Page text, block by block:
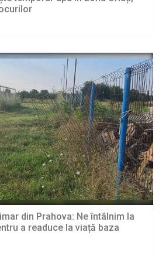
din Prahova: Ne întâlnim la
a readuce la viață baza